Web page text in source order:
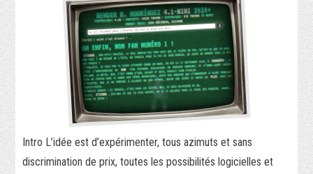
Intro L’idée est d’expérimenter, tous azimuts et sans
discrimination de prix, toutes les possibilités logicielles et